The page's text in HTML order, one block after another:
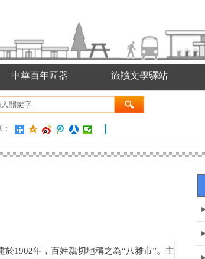
中華百年匠器 旅讀文學驛站
1902年，百姓親切地稱之為“八雜市”。主